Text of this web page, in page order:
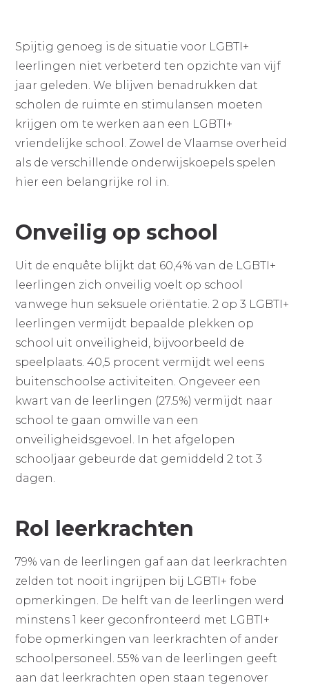
Spijtig genoeg is de situatie voor LGBTI+
leerlingen niet verbeterd ten opzichte van vijf
jaar geleden. We blijven benadrukken dat
scholen de ruimte en stimulansen moeten
krijgen om te werken aan een LGBTI+
vriendelijke school. Zowel de Vlaamse overheid
als de verschillende onderwijskoepels spelen
hier een belangrijke rol in.
Onveilig op school
Uit de enquête blijkt dat 60,4% van de LGBTI+
leerlingen zich onveilig voelt op school
vanwege hun seksuele oriëntatie. 2 op 3 LGBTI+
leerlingen vermijdt bepaalde plekken op
school uit onveiligheid, bijvoorbeeld de
speelplaats. 40,5 procent vermijdt wel eens
buitenschoolse activiteiten. Ongeveer een
kwart van de leerlingen (27.5%) vermijdt naar
school te gaan omwille van een
onveiligheidsgevoel. In het afgelopen
schooljaar gebeurde dat gemiddeld 2 tot 3
dagen.​
Rol leerkrachten
79% van de leerlingen gaf aan dat leerkrachten
zelden tot nooit ingrijpen bij LGBTI+ fobe
opmerkingen. De helft van de leerlingen werd
minstens 1 keer geconfronteerd met LGBTI+
fobe opmerkingen van leerkrachten of ander
schoolpersoneel​. 55% van de leerlingen geeft
aan dat leerkrachten open staan tegenover